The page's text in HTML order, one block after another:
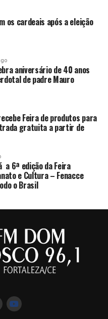
os cardeais após a eleição
aniversário de 40 anos
de padre Mauro
Feira de produtos para
gratuita a partir de
a 6ª edição da Feira
e Cultura – Fenacce
o Brasil